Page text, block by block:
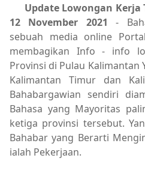
Update Lowongan
12 November 2021 -
sebuah media online
membagikan Info - info
Provinsi di Pulau Kalimantan
Kalimantan Timur dan
Bahabargawian sendiri
Bahasa yang Mayoritas
ketiga provinsi tersebut.
Bahabar yang Berarti
ialah Pekerjaan.